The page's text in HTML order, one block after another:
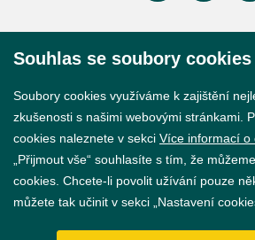
Nastavení cookies
Vytvořil
Souhlas se soubory cookies
Soubory cookies využíváme k zajištění
zkušenosti s našimi webovými stránkami.
cookies naleznete v sekci Více informací o
„Přijmout vše“ souhlasíte s tím, že
cookies. Chcete-li povolit užívání pouze
můžete tak učinit v sekci „Nastavení